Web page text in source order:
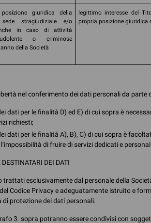
giuridica della
stragiudiziale e/o
in caso di attività
o criminose
della Società
legittimo interesse del
propria posizione giuridica
nel conferimento dei dati personali da parte
dati per le finalità D) ed E) di cui sopra è
richiesti;
dati per le finalità A), B), C) di cui sopra è
di fruire di servizi dedicati e
DEI DATI
trattati esclusivamente dal personale della
del Codice Privacy e adeguatamente istruito e
protezione dei dati personali.
3. sopra potranno essere condivisi con